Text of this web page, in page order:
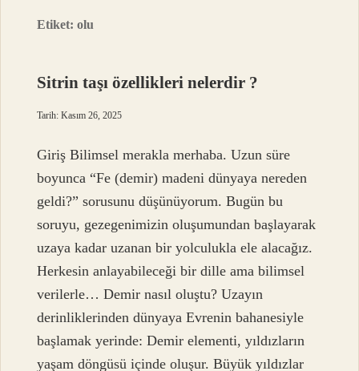
Etiket:olu
Sitrin taşı özellikleri nelerdir ?
Tarih: Kasım 26, 2025
Giriş Bilimsel merakla merhaba. Uzun süre
boyunca “Fe (demir) madeni dünyaya nereden
geldi?” sorusunu düşünüyorum. Bugün bu
soruyu, gezegenimizin oluşumundan başlayarak
uzaya kadar uzanan bir yolculukla ele alacağız.
Herkesin anlayabileceği bir dille ama bilimsel
verilerle… Demir nasıl oluştu? Uzayın
derinliklerinden dünyaya Evrenin bahanesiyle
başlamak yerinde: Demir elementi, yıldızların
yaşam döngüsü içinde oluşur. Büyük yıldızlar